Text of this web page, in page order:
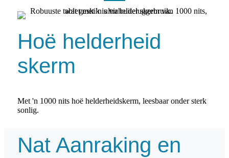
Hoë helderheid
skerm
Met 'n 1000 nits hoë helderheidskerm, leesbaar onder sterk
sonlig.
Nat Aanraking en